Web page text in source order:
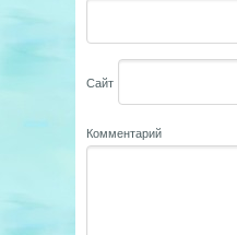
Сайт
Комментарий